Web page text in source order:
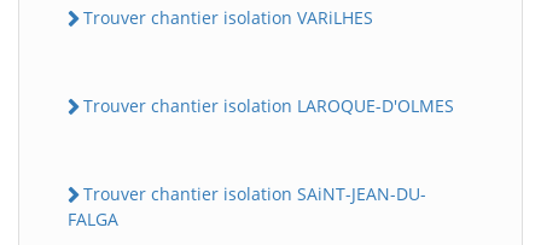
Trouver chantier isolation VARiLHES
Trouver chantier isolation LAROQUE-D'OLMES
Trouver chantier isolation SAiNT-JEAN-DU-
FALGA